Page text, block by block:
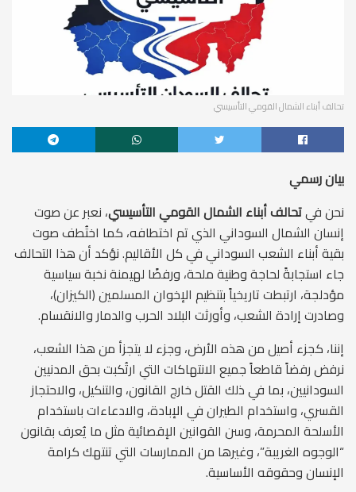
تحالف أبناء الشمال القومي التأسيسي
بيان رسمي
نحن فيتحالف أبناء الشمال القومي التأسيسي، نعبر عن صوت
إنسان الشمال السوداني الذي تم اختطافه، كما اختُطف صوت
بقية أبناء الشعب السوداني في كل الأقاليم. نؤكد أن هذا التحالف
جاء استجابةً لحاجة وطنية ملحة، ورفضًا لهيمنة نخبة سياسية
مؤدلجة، ارتبطت تاريخياً بتنظيم الإخوان المسلمين (الكيزان)،
وصادرت إرادة الشعب، وأورثت البلاد الحرب والدمار والانقسام.
إننا، كجزء أصيل من هذه الأرض، وجزء لا يتجزأ من هذا الشعب،
نرفض رفضاً قاطعاً جميع الانتهاكات التي ارتُكبت بحق المدنيين
السودانيين، بما في ذلك القتل خارج القانون، والتنكيل، والاحتجاز
القسري، واستخدام الطيران في الإبادة، والادعاءات باستخدام
الأسلحة المحرمة، وسن القوانين الإقصائية مثل ما يُعرف بقانون
“الوجوه الغريبة”، وغيرها من الممارسات التي تنتهك كرامة
الإنسان وحقوقه الأساسية.